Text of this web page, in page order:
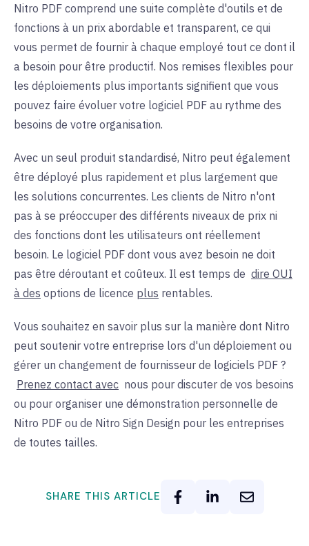
Nitro PDF comprend une suite complète d'outils et de
fonctions à un prix abordable et transparent, ce qui
vous permet de fournir à chaque employé tout ce dont il
a besoin pour être productif. Nos remises flexibles pour
les déploiements plus importants signifient que vous
pouvez faire évoluer votre logiciel PDF au rythme des
besoins de votre organisation.
Avec un seul produit standardisé, Nitro peut également
être déployé plus rapidement et plus largement que
les solutions concurrentes. Les clients de Nitro n'ont
pas à se préoccuper des différents niveaux de prix ni
des fonctions dont les utilisateurs ont réellement
besoin. Le logiciel PDF dont vous avez besoin ne doit
pas être déroutant et coûteux. Il est temps de dire OUI
à des options de licence plus rentables.
Vous souhaitez en savoir plus sur la manière dont Nitro
peut soutenir votre entreprise lors d'un déploiement ou
gérer un changement de fournisseur de logiciels PDF ?
Prenez contact avec nous pour discuter de vos besoins
ou pour organiser une démonstration personnelle de
Nitro PDF ou de Nitro Sign Design pour les entreprises
de toutes tailles.
SHARE THIS ARTICLE